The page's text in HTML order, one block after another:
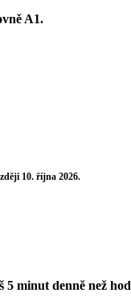
A1.
10. října 2026.
5 minut denně než